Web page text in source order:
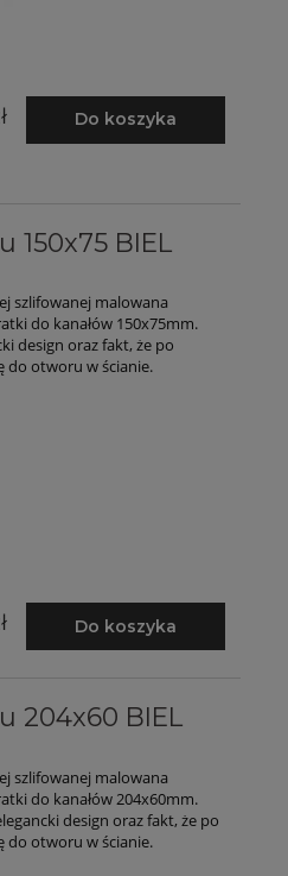
Do koszyka
150x75 BIEL
szlifowanej malowana
do kanałów 150x75mm.
design oraz fakt, że po
do otworu w ścianie.
Do koszyka
204x60 BIEL
szlifowanej malowana
do kanałów 204x60mm.
design oraz fakt, że po
do otworu w ścianie.